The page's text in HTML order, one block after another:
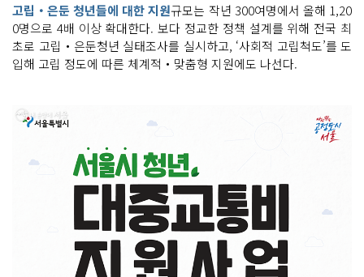
고립‧은둔 청년들에 대한 지원규모는 작년 300여명에서 올해 1,20
0명으로 4배 이상 확대한다. 보다 정교한 정책 설계를 위해 전국 최
초로 고립‧은둔청년 실태조사를 실시하고, ‘사회적 고립척도’를 도
입해 고립 정도에 따른 체계적‧맞춤형 지원에도 나선다.